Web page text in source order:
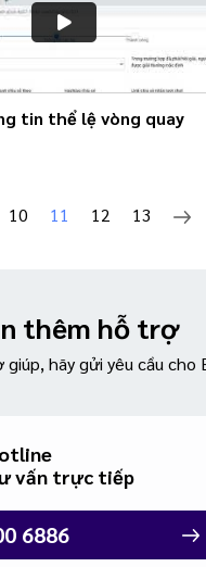
tin thể lệ vòng quay
10 11 12 13
thêm hỗ trợ
hãy gửi yêu cầu cho
vấn trực tiếp
6886